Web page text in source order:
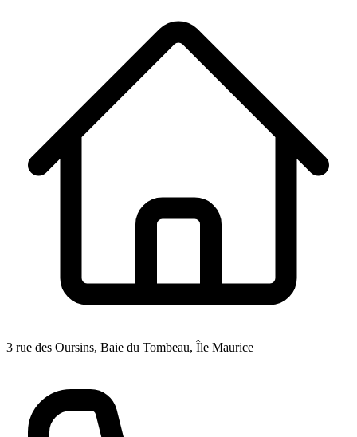
3 rue des Oursins, Baie du Tombeau, Île Maurice